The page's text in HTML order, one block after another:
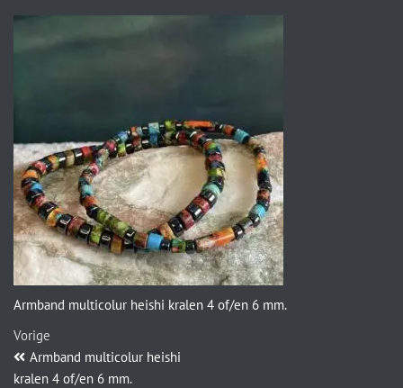
Armband multicolur heishi kralen 4 of/en 6 mm.
Vorige
Armband multicolur heishi
kralen 4 of/en 6 mm.